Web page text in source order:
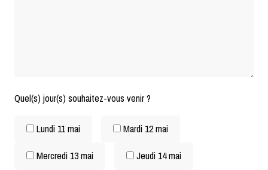
Quel(s) jour(s) souhaitez-vous venir ?
Lundi 11 mai Mardi 12 mai
Mercredi 13 mai Jeudi 14 mai